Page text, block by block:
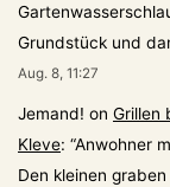
Grundstück und
Aug. 8, 11:27
Jemand! on Grillen
Kleve: “Anwohner
Den kleinen